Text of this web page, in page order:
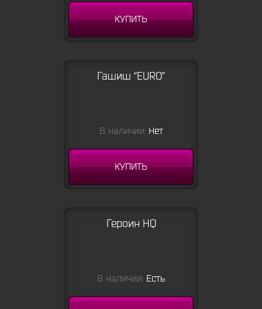
КУПИТЬ
Гашиш “EURO”
В наличии: Нет
КУПИТЬ
Героин HQ
В наличии: Есть